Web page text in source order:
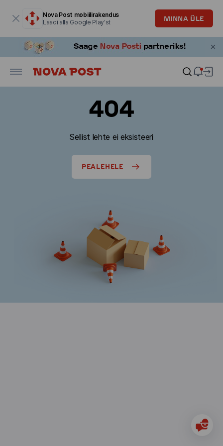
Nova Post mobiilirakendus
Laadi alla Google Play'st
MINNA ÜLE
404
Sellist lehte ei eksisteeri
PEALEHELE